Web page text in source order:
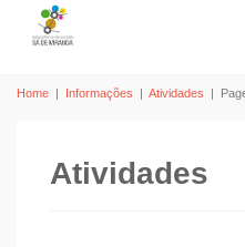
Home | Informações | Atividades |
Atividades